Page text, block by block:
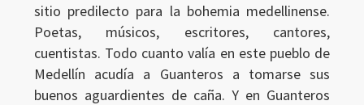
sitio predilecto para la bohemia medellinense.
Poetas, músicos, escritores, cantores,
cuentistas. Todo cuanto valía en este pueblo de
Medellín acudía a Guanteros a tomarse sus
buenos aguardientes de caña. Y en Guanteros